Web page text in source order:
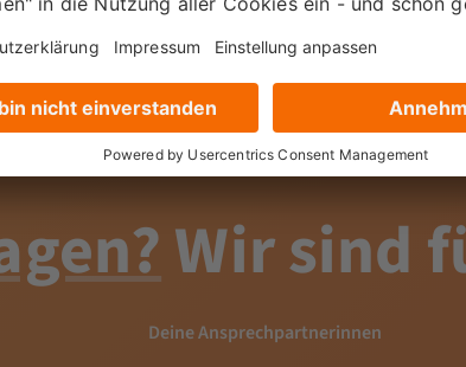
Wir sind
Deine Ansprechpartnerinnen